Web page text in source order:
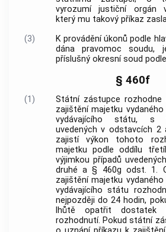
vyrozumí justiční orgán
který mu takový příkaz
(3)
K provádění úkonů podle
dána pravomoc
příslušný okresní soud
§ 460f
(1)
Státní zástupce rozhodne
zajištění majetku
vydávajícího státu, s
uvedených v odstavcích 2
zajistí výkon tohoto
majetku podle oddílu
výjimkou případů
druhé a § 460g odst. 1.
zajištění majetku
vydávajícího státu
nejpozději do 24 hodin,
lhůtě opatřit dostatek
rozhodnutí. Pokud státní